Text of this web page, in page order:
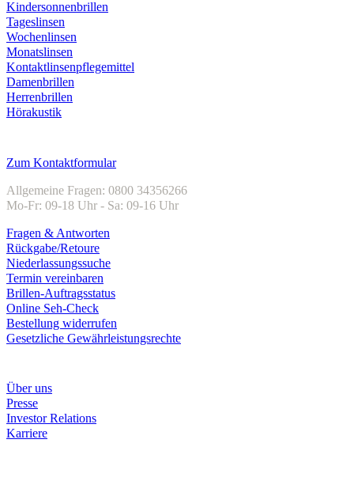
Kindersonnenbrillen
Tageslinsen
Wochenlinsen
Monatslinsen
Kontaktlinsenpflegemittel
Damenbrillen
Herrenbrillen
Hörakustik
Zum Kontaktformular
Allgemeine Fragen: 0800 34356266
Mo-Fr: 09-18 Uhr - Sa: 09-16 Uhr
Fragen & Antworten
Rückgabe/Retoure
Niederlassungssuche
Termin vereinbaren
Brillen-Auftragsstatus
Online Seh-Check
Bestellung widerrufen
Gesetzliche Gewährleistungsrechte
Über uns
Presse
Investor Relations
Karriere